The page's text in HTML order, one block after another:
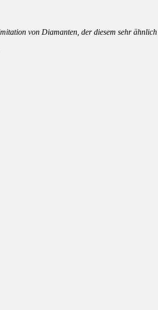
von Diamanten, der diesem sehr